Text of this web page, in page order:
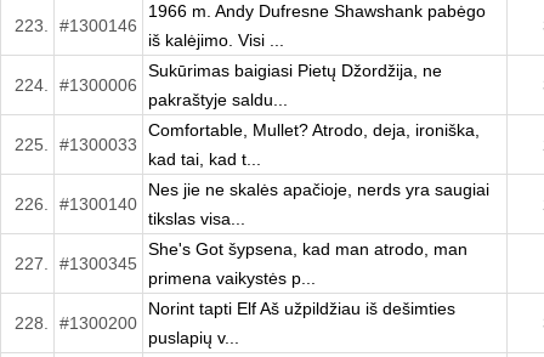
223. #1300146
1966 m. Andy Dufresne Shawshank pabėgo
iš kalėjimo. Visi ...
224. #1300006
Sukūrimas baigiasi Pietų Džordžija, ne
pakraštyje saldu...
225. #1300033
Comfortable, Mullet? Atrodo, deja, ironiška,
kad tai, kad t...
226. #1300140
Nes jie ne skalės apačioje, nerds yra saugiai
tikslas visa...
227. #1300345
She's Got šypsena, kad man atrodo, man
primena vaikystės p...
228. #1300200
Norint tapti Elf Aš užpildžiau iš dešimties
puslapių v...